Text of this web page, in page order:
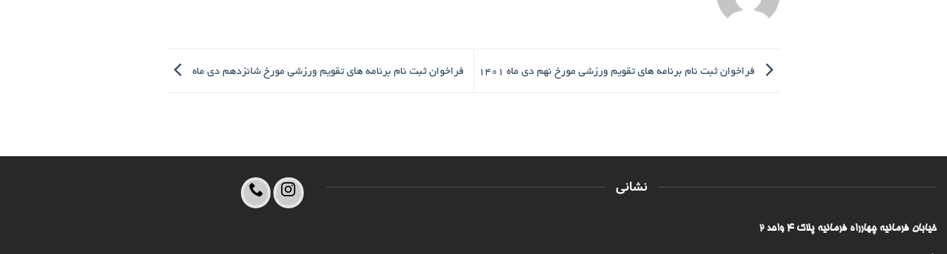
فراخوان ثبت نام برنامه های تقویم ورزشی مورخ نهم دی ماه 1401 فراخوان ثبت نام برنامه های تقویم ورزشی مورخ شانزدهم دی ماه
نشانی
خیابان فرمانیه چهارراه فرمانیه پلاک ۴ واحد ۲